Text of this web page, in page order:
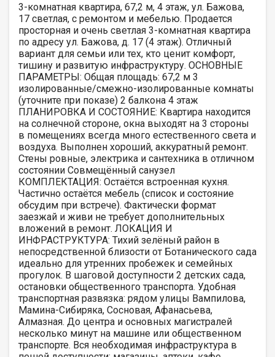
3-комнатная квартира, 67,2 м, 4 этаж, ул. Бажова,
17 светлая, с ремонтом и мебелью. Продается
просторная и очень светлая 3-комнатная квартира
по адресу ул. Бажова, д. 17 (4 этаж). Отличный
вариант для семьи или тех, кто ценит комфорт,
тишину и развитую инфраструктуру. ОСНОВНЫЕ
ПАРАМЕТРЫ: Общая площадь: 67,2 м 3
изолированные/смежно-изолированные комнаты
(уточните при показе) 2 балкона 4 этаж
ПЛАНИРОВКА И СОСТОЯНИЕ: Квартира находится
на солнечной стороне, окна выходят на 3 стороны
в помещениях всегда много естественного света и
воздуха. Выполнен хороший, аккуратный ремонт.
Стены ровные, электрика и сантехника в отличном
состоянии Совмещённый санузел
КОМПЛЕКТАЦИЯ: Остаётся встроенная кухня.
Частично остаётся мебель (список и состояние
обсудим при встрече). Фактически формат
заезжай и живи не требует дополнительных
вложений в ремонт. ЛОКАЦИЯ И
ИНФРАСТРУКТУРА: Тихий зелёный район в
непосредственной близости от Ботанического сада
идеально для утренних пробежек и семейных
прогулок. В шаговой доступности 2 детских сада,
остановки общественного транспорта. Удобная
транспортная развязка: рядом улицы Вампилова,
Мамина-Сибиряка, Сосновая, Афанасьева,
Алмазная. До центра и основных магистралей
несколько минут на машине или общественном
транспорте. Вся необходимая инфраструктура в